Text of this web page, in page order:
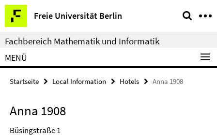
Springe
direkt
zu
Inhalt
Freie Universität Berlin
Service-
Navigation
Fachbereich Mathematik und Informatik
MENÜ
Startseite Local Information Hotels Anna 1908
Anna 1908
Büsingstraße 1